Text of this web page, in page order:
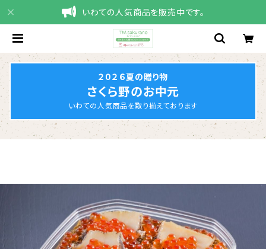
いわての人気商品を販売中です。
２０２６夏の贈り物
さくら野のお中元
いわての人気商品を取り揃えております